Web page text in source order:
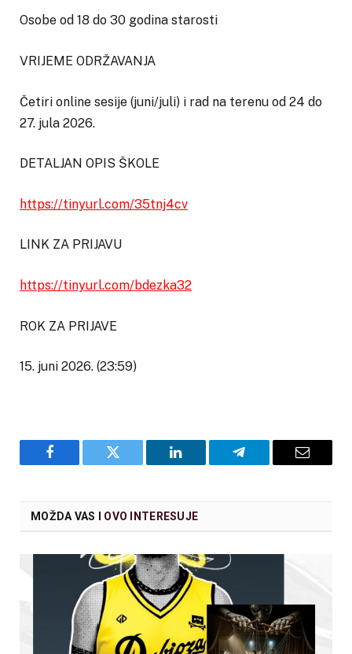
Osobe od 18 do 30 godina starosti
VRIJEME ODRŽAVANJA
Četiri online sesije (juni/juli) i rad na terenu od 24 do
27. jula 2026.
DETALJAN OPIS ŠKOLE
https://tinyurl.com/35tnj4cv
LINK ZA PRIJAVU
https://tinyurl.com/bdezka32
ROK ZA PRIJAVE
15. juni 2026. (23:59)
Facebook Twitter LinkedIn Telegram Email
MOŽDA VAS I OVO INTERESUJE